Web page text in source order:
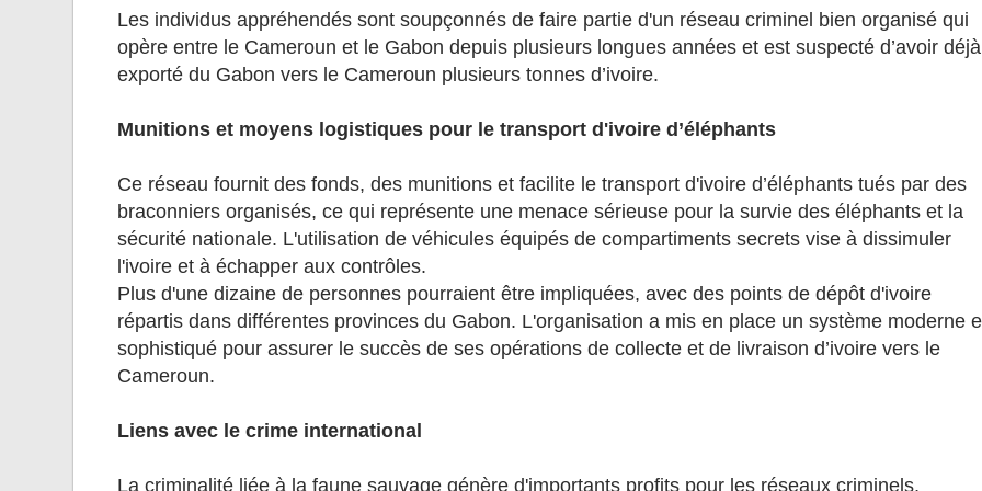
Les individus appréhendés sont soupçonnés de faire partie d'un réseau criminel bien organisé qui
opère entre le Cameroun et le Gabon depuis plusieurs longues années et est suspecté d’avoir déjà
exporté du Gabon vers le Cameroun plusieurs tonnes d’ivoire.
Munitions et moyens logistiques pour le transport d'ivoire d’éléphants
Ce réseau fournit des fonds, des munitions et facilite le transport d'ivoire d’éléphants tués par des
braconniers organisés, ce qui représente une menace sérieuse pour la survie des éléphants et la
sécurité nationale. L'utilisation de véhicules équipés de compartiments secrets vise à dissimuler
l'ivoire et à échapper aux contrôles.
Plus d'une dizaine de personnes pourraient être impliquées, avec des points de dépôt d'ivoire
répartis dans différentes provinces du Gabon. L'organisation a mis en place un système moderne
sophistiqué pour assurer le succès de ses opérations de collecte et de livraison d’ivoire vers le
Cameroun.
Liens avec le crime international
La criminalité liée à la faune sauvage génère d'importants profits pour les réseaux criminels,